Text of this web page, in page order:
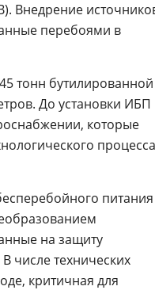
Внедрение
перебоями в
тонн бутилированной
До установки ИБП
которые
процесса
питания
на защиту
числе технических
критичная для